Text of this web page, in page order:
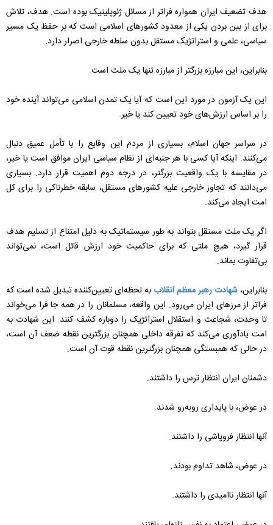
هدف تضعیف ایران همواره فراتر از مسائل ژئوپلیتیک بوده است. هدف، تلاش
برای از بین بردن یکی از معدود کشورهای اسلامی است که بر حفظ یک مسیر
سیاسی، علمی و استراتژیک مستقل بدون سلطه خارجی اصرار دارد.
بنابراین، این مبارزه بزرگتر از مبارزه تنها یک ملت است.
این یک آزمون در مورد این است که آیا یک تمدن اسلامی می‌تواند آینده خود
را بر اساس ارزش‌های خود تعیین کند یا خیر.
در سراسر جهان اسلام، بسیاری از مردم این وقایع را با تأمل عمیق دنبال
می‌کنند. اینکه آیا کسی با هر جنبه‌ای از نظام سیاسی ایران موافق است یا خیر،
در مقایسه با یک واقعیت بزرگتر، در درجه دوم اهمیت قرار دارد. بسیاری
می‌دانند که تجاوز خارجی علیه کشورهای مستقل، سابقه خطرناکی را برای کل
امت ایجاد می‌کند.
اگر یک ملت مستقل بتواند به طور سیستماتیک به دلیل امتناع از تسلیم هدف
قرار گیرد، هیچ ملتی که برای حاکمیت خود ارزش قائل است، نمی‌تواند
بی‌تفاوت بماند.
بنابراین،شهادت رهبر معظم انقلاب به لحظه‌ای تعیین‌کننده تبدیل شده است که
فراتر از مرزهای ایران می‌رود. این واقعه، مسلمانان را در همه جا فرا می‌خواند
تا وحدت، شجاعت و استقلال استراتژیک را دوباره کشف کنند. این شهادت به
امت یادآوری می‌کند که تفرقه داخلی همچنان بزرگترین نقطه ضعف آن است،
در حالی که همبستگی همچنان بزرگترین نقطه قوت آن است.
دشمنان ایران انتظار ترس را داشتند.
در عوض، با پایداری روبه‌رو شدند.
آنها انتظار فروپاشی را داشتند.
در عوض، شاهد تداوم بودند.
آنها انتظار ناامیدی را داشتند.